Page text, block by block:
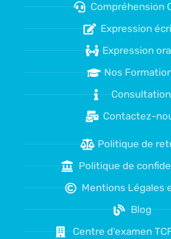
Compréhension
Expression
Expression
Nos
Consultation
Contactez-
Politique de
Politique de
Mentions Légales
Blog
Centre d'examen